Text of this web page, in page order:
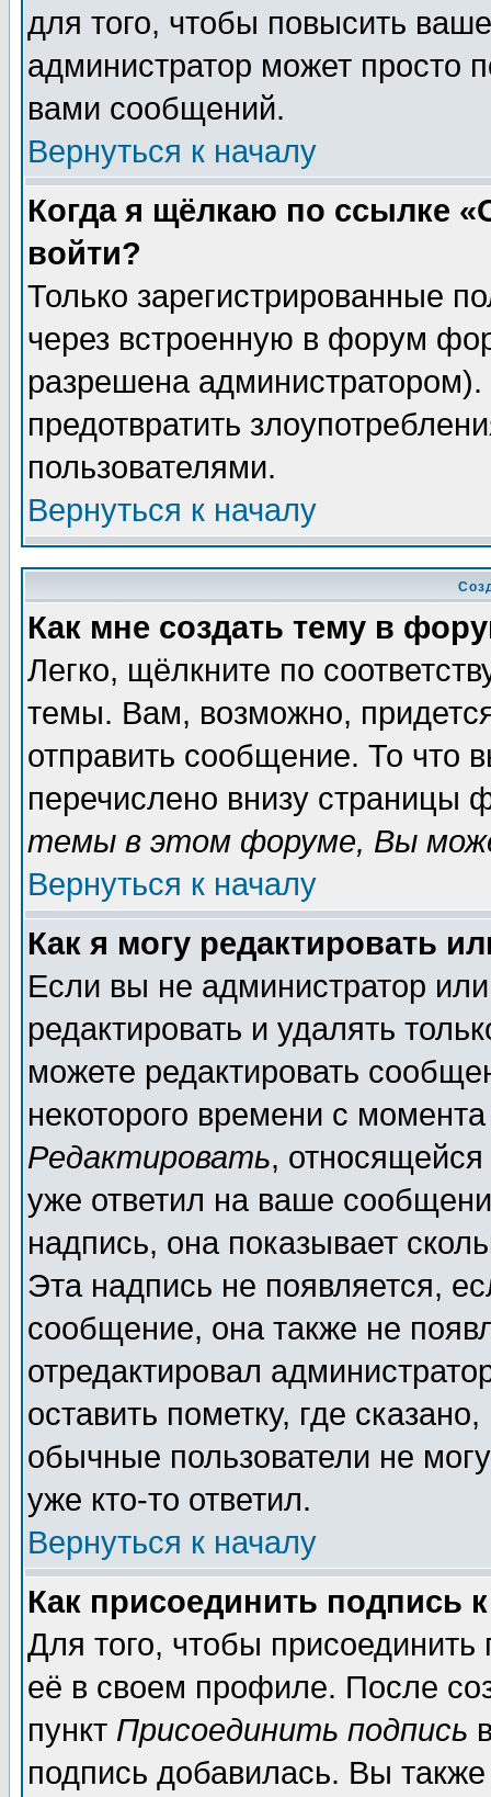
для того, чтобы повысить
администратор может просто
вами сообщений.
Вернуться к началу
Когда я щёлкаю по ссылке
войти?
Только зарегистрированные
через встроенную в форум
разрешена
предотвратить
пользователями.
Вернуться к началу
Как мне создать тему в
Легко, щёлкните по
темы. Вам, возможно,
отправить сообщение. То что
перечислено внизу страницы
темы в этом форуме, Вы
Вернуться к началу
Как я могу редактировать
Если вы не администратор
редактировать и удалять
можете редактировать
некоторого времени с
Редактировать,
уже ответил на ваше
надпись, она показывает
Эта надпись не появляется,
сообщение, она также не
отредактировал
оставить пометку, где
обычные пользователи не
уже кто-то ответил.
Вернуться к началу
Как присоединить подпись
Для того, чтобы
её в своем профиле. После
пункт Присоединить подпись
подпись добавилась. Вы